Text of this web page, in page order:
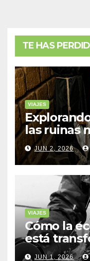
TE HAS
VIAJES
las ruinas
de Yucatán
JUN 2, 2026
VIAJES
Cómo la
está
sostenible
JUN 1, 2026